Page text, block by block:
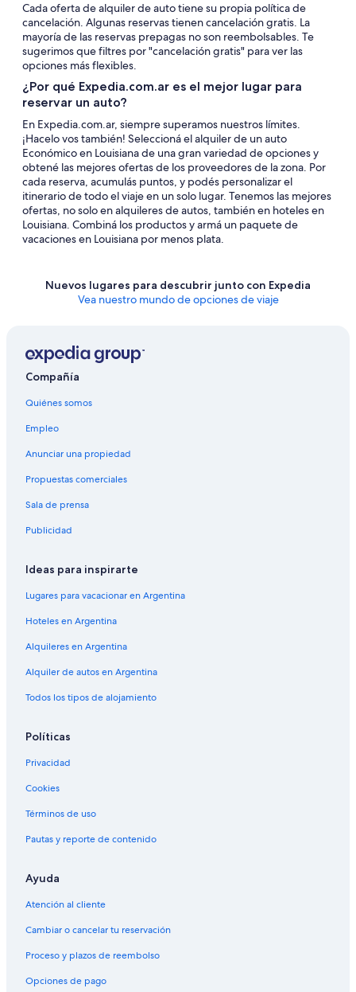
Cada oferta de alquiler de auto tiene su propia política de
cancelación. Algunas reservas tienen cancelación gratis. La
mayoría de las reservas prepagas no son reembolsables. Te
sugerimos que filtres por "cancelación gratis" para ver las
opciones más flexibles.
¿Por qué Expedia.com.ar es el mejor lugar para
reservar un auto?
En Expedia.com.ar, siempre superamos nuestros límites.
¡Hacelo vos también! Seleccioná el alquiler de un auto
Económico en Louisiana de una gran variedad de opciones y
obtené las mejores ofertas de los proveedores de la zona. Por
cada reserva, acumulás puntos, y podés personalizar el
itinerario de todo el viaje en un solo lugar. Tenemos las mejores
ofertas, no solo en alquileres de autos, también en hoteles en
Louisiana. Combiná los productos y armá un paquete de
vacaciones en Louisiana por menos plata.
Nuevos lugares para descubrir junto con Expedia
Vea nuestro mundo de opciones de viaje
Compañía
Quiénes somos
Empleo
Anunciar una propiedad
Propuestas comerciales
Sala de prensa
Publicidad
Ideas para inspirarte
Lugares para vacacionar en Argentina
Hoteles en Argentina
Alquileres en Argentina
Alquiler de autos en Argentina
Todos los tipos de alojamiento
Políticas
Privacidad
Cookies
Términos de uso
Pautas y reporte de contenido
Ayuda
Atención al cliente
Cambiar o cancelar tu reservación
Proceso y plazos de reembolso
Opciones de pago